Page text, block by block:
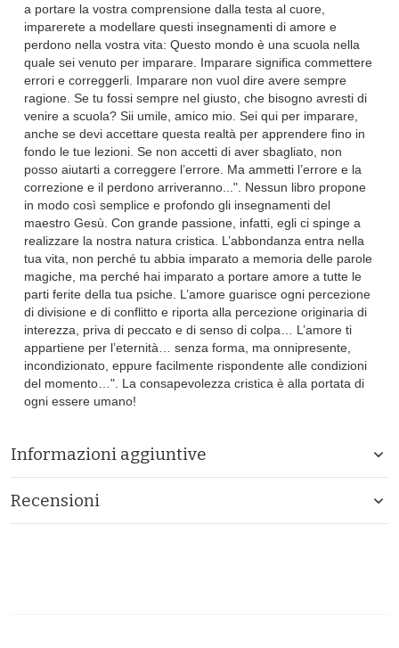
a portare la vostra comprensione dalla testa al cuore,
imparerete a modellare questi insegnamenti di amore e
perdono nella vostra vita: Questo mondo è una scuola nella
quale sei venuto per imparare. Imparare significa commettere
errori e correggerli. Imparare non vuol dire avere sempre
ragione. Se tu fossi sempre nel giusto, che bisogno avresti di
venire a scuola? Sii umile, amico mio. Sei qui per imparare,
anche se devi accettare questa realtà per apprendere fino in
fondo le tue lezioni. Se non accetti di aver sbagliato, non
posso aiutarti a correggere l’errore. Ma ammetti l’errore e la
correzione e il perdono arriveranno...". Nessun libro propone
in modo così semplice e profondo gli insegnamenti del
maestro Gesù. Con grande passione, infatti, egli ci spinge a
realizzare la nostra natura cristica. L’abbondanza entra nella
tua vita, non perché tu abbia imparato a memoria delle parole
magiche, ma perché hai imparato a portare amore a tutte le
parti ferite della tua psiche. L’amore guarisce ogni percezione
di divisione e di conflitto e riporta alla percezione originaria di
interezza, priva di peccato e di senso di colpa… L’amore ti
appartiene per l’eternità… senza forma, ma onnipresente,
incondizionato, eppure facilmente rispondente alle condizioni
del momento…". La consapevolezza cristica è alla portata di
ogni essere umano!
Informazioni aggiuntive
Recensioni